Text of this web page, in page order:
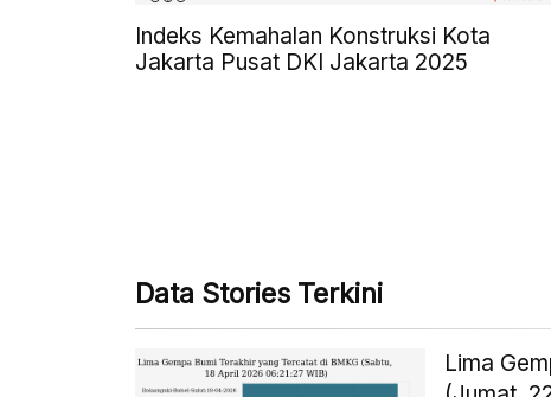
Indeks Kemahalan Konstruksi Kota
Jakarta Pusat DKI Jakarta 2025
Data Stories Terkini
Lima